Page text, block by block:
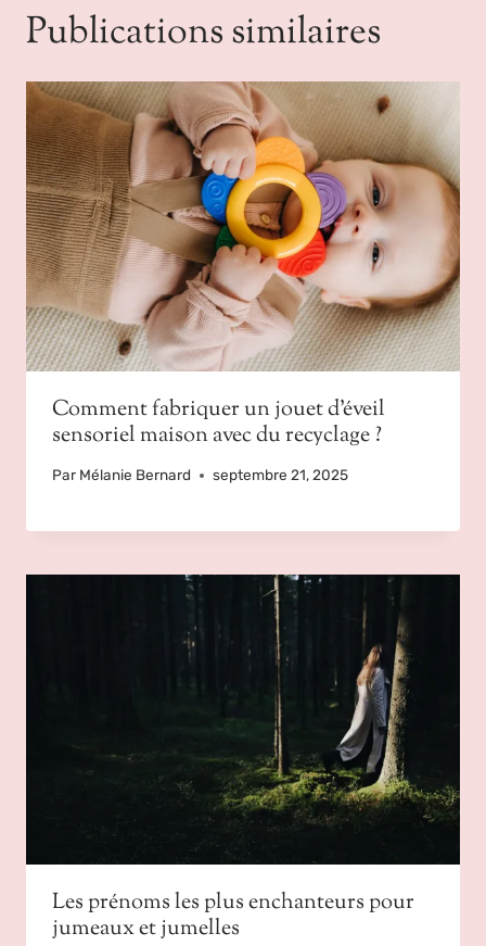
Publications similaires
Comment fabriquer un jouet d’éveil
sensoriel maison avec du recyclage ?
Par Mélanie Bernard septembre 21, 2025
Les prénoms les plus enchanteurs pour
jumeaux et jumelles